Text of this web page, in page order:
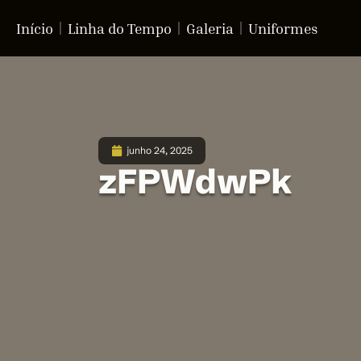
Início Linha do Tempo Galeria Uniformes
junho 24, 2025
zFPWdwPk